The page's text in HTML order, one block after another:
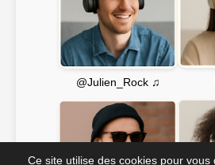
@Julien_Rock ♫
Ce site utilise des cookies pour